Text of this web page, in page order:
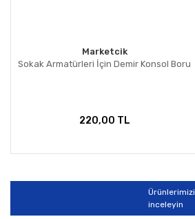
Marketcik
Sokak Armatürleri İçin Demir Konsol Boru
220,00 TL
Ürünlerimizi
inceleyin